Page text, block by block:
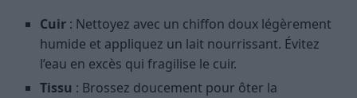
Cuir : Nettoyez avec un chiffon doux légèrement
humide et appliquez un lait nourrissant. Évitez
l’eau en excès qui fragilise le cuir.
Tissu : Brossez doucement pour ôter la